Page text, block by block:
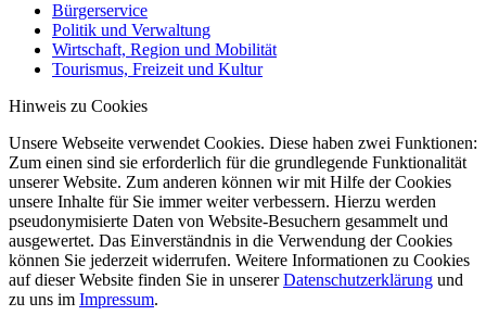
Bürgerservice
Politik und Verwaltung
Wirtschaft, Region und Mobilität
Tourismus, Freizeit und Kultur
Hinweis zu Cookies
Unsere Webseite verwendet Cookies. Diese haben zwei Funktionen:
Zum einen sind sie erforderlich für die grundlegende Funktionalität
unserer Website. Zum anderen können wir mit Hilfe der Cookies
unsere Inhalte für Sie immer weiter verbessern. Hierzu werden
pseudonymisierte Daten von Website-Besuchern gesammelt und
ausgewertet. Das Einverständnis in die Verwendung der Cookies
können Sie jederzeit widerrufen. Weitere Informationen zu Cookies
auf dieser Website finden Sie in unsererDatenschutzerklärung und
zu uns im Impressum.